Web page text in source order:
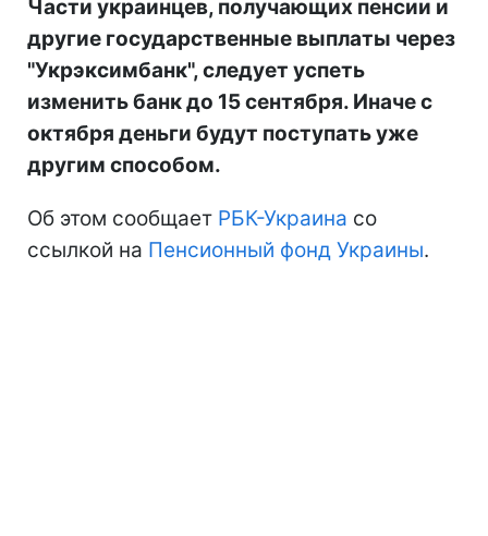
Части украинцев, получающих пенсии и
другие государственные выплаты через
"Укрэксимбанк", следует успеть
изменить банк до 15 сентября. Иначе с
октября деньги будут поступать уже
другим способом.
Об этом сообщает РБК-Украина со
ссылкой на Пенсионный фонд Украины.